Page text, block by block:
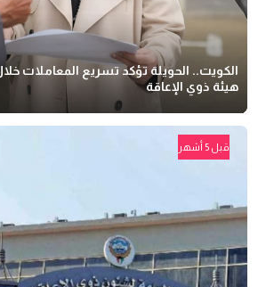
الكويت.. الحويلة تؤكد تسريع المعاملات
هيئة ذوي الإعاقة
قبل 5 أشهر